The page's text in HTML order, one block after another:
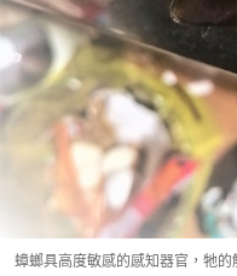
蟑螂具高度敏感的感知器官，牠